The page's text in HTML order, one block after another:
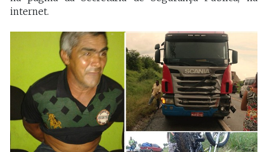
internet.